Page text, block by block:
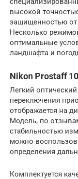
высокой
защищенностью
Несколько
оптимальные
ландшафта и
Nikon Prostaff
Легкий
переключения
отображается на
Модель, по
стабильностью
можно
определения
Комплектуется